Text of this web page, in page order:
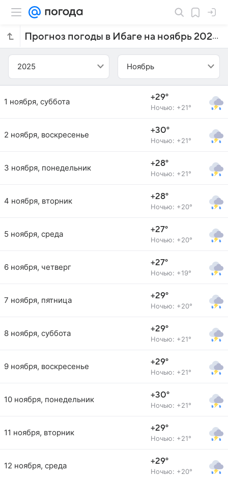
Прогноз погоды в Ибаге на ноябрь 2025 года
2025 Ноябрь
1 ноября, суббота +29°
Ночью: +21°
2 ноября, воскресенье +30°
Ночью: +21°
3 ноября, понедельник +28°
Ночью: +21°
4 ноября, вторник +28°
Ночью: +20°
5 ноября, среда +27°
Ночью: +20°
6 ноября, четверг +27°
Ночью: +19°
7 ноября, пятница +29°
Ночью: +20°
8 ноября, суббота +29°
Ночью: +21°
9 ноября, воскресенье +29°
Ночью: +21°
10 ноября, понедельник +30°
Ночью: +21°
11 ноября, вторник +29°
Ночью: +21°
12 ноября, среда +29°
Ночью: +20°